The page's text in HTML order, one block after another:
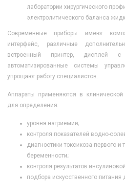
лаборатории хирургического
электролитического баланса
Современные приборы имеют
интерфейс, различные
встроенный принтер, дисплей с
автоматизированные системы
упрощают работу специалистов.
Аппараты применяются в
для определения:
уровня натриемии;
контроля показателей водно-
диагностики токсикоза первого и
беременности;
контроля результатов
подбора искусственного